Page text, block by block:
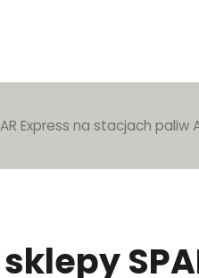
Express na stacjach paliw